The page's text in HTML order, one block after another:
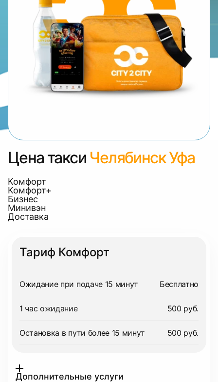
Цена такси Челябинск Уфа
Комфорт
Комфорт+
Бизнес
Минивэн
Доставка
Тариф Комфорт
Ожидание при подаче 15 минут Бесплатно
1 час ожидание 500 руб.
Остановка в пути более 15 минут 500 руб.
Дополнительные услуги